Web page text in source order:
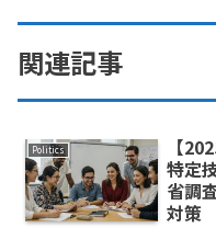
関連記事
Politics
【
特定
省調
対策